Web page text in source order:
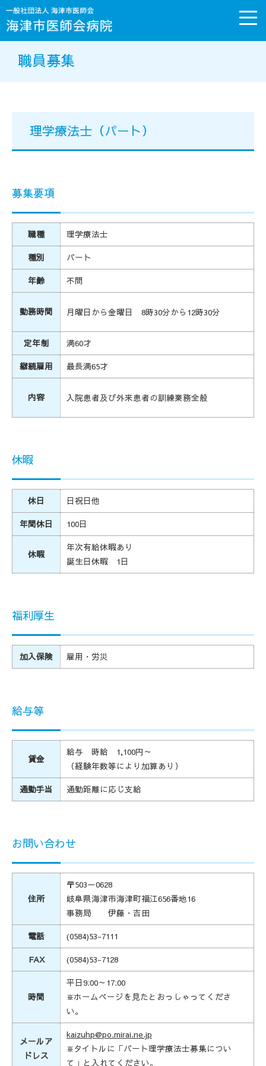
ュ
職員募集
理学療法士（パート）
募集要項
職種 理学療法士
種別 パート
年齢 不問
勤務時間 月曜日から金曜日 8時30分から12時30分
定年制 満60才
継続雇用 最長満65才
内容 入院患者及び外来患者の訓練業務全般
休暇
休日 日祝日他
年間休日 100日
休暇
年次有給休暇あり
誕生日休暇 1日
福利厚生
加入保険 雇用・労災
給与等
賃金
給与 時給 1,100円～
（経験年数等により加算あり）
通勤手当 通勤距離に応じ支給
お問い合わせ
住所
〒503－0628
岐阜県海津市海津町福江656番地16
事務局 伊藤・吉田
電話 (0584)53-7111
FAX (0584)53-7128
時間
平日9:00～17:00
※ホームページを見たとおっしゃってくださ
い。
メールア
ドレス
kaizuhp@po.mirai.ne.jp
※タイトルに「パート理学療法士募集につい
て」と入れてください。